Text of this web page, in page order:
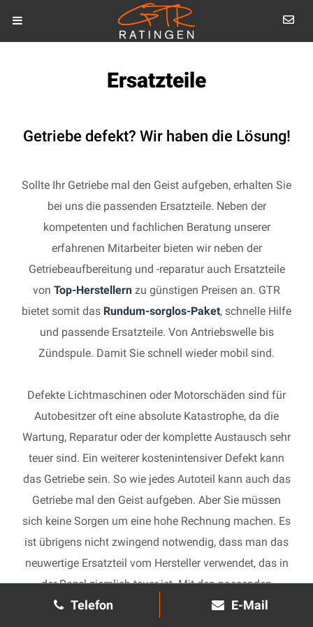
Telefon E-Mail
Ersatzteile
Getriebe defekt? Wir haben die Lösung!
Sollte Ihr Getriebe mal den Geist aufgeben, erhalten Sie
bei uns die passenden Ersatzteile. Neben der
kompetenten und fachlichen Beratung unserer
erfahrenen Mitarbeiter bieten wir neben der
Getriebeaufbereitung und -reparatur auch Ersatzteile
von Top-Herstellern zu günstigen Preisen an. GTR
bietet somit das Rundum-sorglos-Paket, schnelle Hilfe
und passende Ersatzteile. Von Antriebswelle bis
Zündspule. Damit Sie schnell wieder mobil sind.
Defekte Lichtmaschinen oder Motorschäden sind für
Autobesitzer oft eine absolute Katastrophe, da die
Wartung, Reparatur oder der komplette Austausch sehr
teuer sind. Ein weiterer kostenintensiver Defekt kann
das Getriebe sein. So wie jedes Autoteil kann auch das
Getriebe mal den Geist aufgeben. Aber Sie müssen
sich keine Sorgen um eine hohe Rechnung machen. Es
ist übrigens nicht zwingend notwendig, dass man das
neuwertige Ersatzteil vom Hersteller verwendet, das in
der Regel ziemlich teuer ist. Mit den passenden
Ersatzteilen kann jedes gebrauchte Getriebe schnell